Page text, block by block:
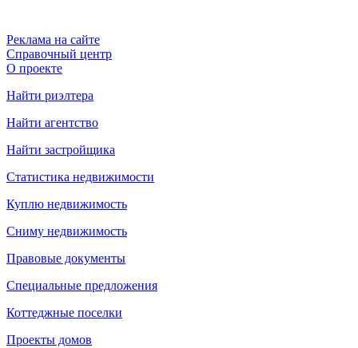
Реклама на сайте
Справочный центр
О проекте
Найти риэлтера
Найти агентство
Найти застройщика
Статистика недвижимости
Куплю недвижимость
Сниму недвижимость
Правовые документы
Специальные предложения
Коттеджные поселки
Проекты домов